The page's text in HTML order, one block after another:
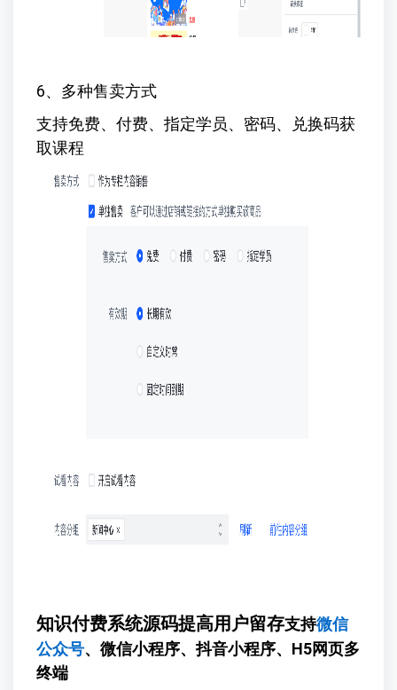
6、多种售卖方式
支持免费、付费、指定学员、密码、兑换码获
取课程
知识付费系统源码提高用户留存支持微信
公众号、微信小程序、抖音小程序、H5网页多
终端